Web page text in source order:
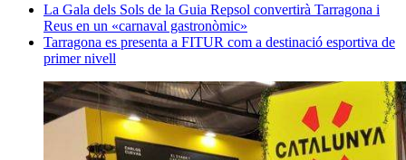
La Gala dels Sols de la Guia Repsol convertirà Tarragona i
Reus en un «carnaval gastronòmic»
Tarragona es presenta a FITUR com a destinació esportiva de
primer nivell